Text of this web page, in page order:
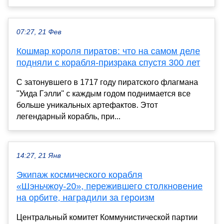
07:27, 21 Фев
Кошмар короля пиратов: что на самом деле
подняли с корабля-призрака спустя 300 лет
С затонувшего в 1717 году пиратского флагмана
"Уида Гэлли" с каждым годом поднимается все
больше уникальных артефактов. Этот
легендарный корабль, при...
14:27, 21 Янв
Экипаж космического корабля
«Шэньчжоу-20», пережившего столкновение
на орбите, наградили за героизм
Центральный комитет Коммунистической партии